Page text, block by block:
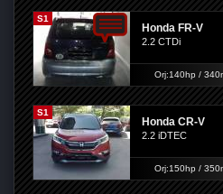
S1
Honda FR-V
2.2 CTDi
Orj:140hp /
S1
Honda CR-V
2.2 iDTEC
Orj:150hp /